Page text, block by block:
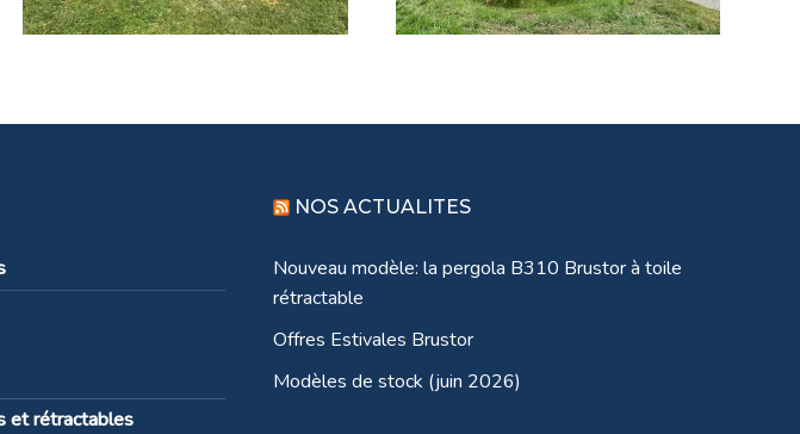
et rétractables
NOS ACTUALITES
Nouveau modèle: la pergola B310 Brustor à toile
rétractable
Offres Estivales Brustor
Modèles de stock (juin 2026)